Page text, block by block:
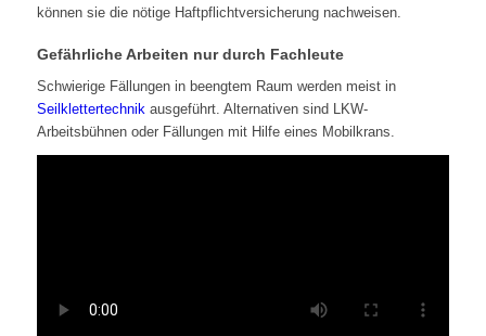
können sie die nötige Haftpflichtversicherung nachweisen.
Gefährliche Arbeiten nur durch Fachleute
Schwierige Fällungen in beengtem Raum werden meist in
Seilklettertechnikausgeführt. Alternativen sind LKW-
Arbeitsbühnen oder Fällungen mit Hilfe eines Mobilkrans.